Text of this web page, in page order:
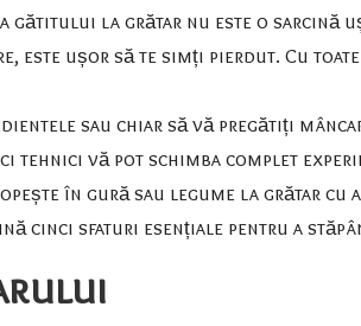
gătitului la grătar nu este o sarcină
este ușor să te simți pierdut. Cu
sau chiar să vă pregătiți
tehnici vă pot schimba complet
în gură sau legume la grătar cu
cinci sfaturi esențiale pentru a